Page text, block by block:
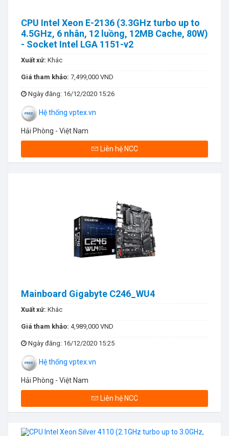
CPU Intel Xeon E-2136 (3.3GHz turbo up to
4.5GHz, 6 nhân, 12 luồng, 12MB Cache, 80W)
- Socket Intel LGA 1151-v2
Xuất xứ: Khác
Giá tham khảo: 7,499,000 VND
Ngày đăng: 16/12/2020 15:26
Hệ thống vptex.vn
Hải Phòng - Việt Nam
Liên hệ NCC
Mainboard Gigabyte C246_WU4
Xuất xứ: Khác
Giá tham khảo: 4,989,000 VND
Ngày đăng: 16/12/2020 15:25
Hệ thống vptex.vn
Hải Phòng - Việt Nam
Liên hệ NCC